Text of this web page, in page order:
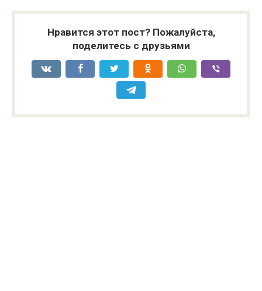
Нравится этот пост? Пожалуйста,
поделитесь с друзьями